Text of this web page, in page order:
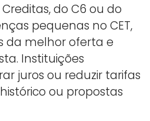
do C6 ou do
pequenas no CET,
da melhor oferta e
Instituições
juros ou reduzir tarifas
ou propostas